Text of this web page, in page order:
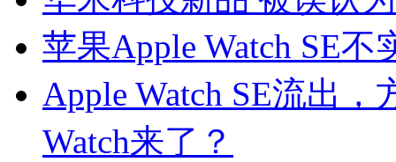
苹果Apple Watch SE
Apple Watch SE流出
Watch来了？